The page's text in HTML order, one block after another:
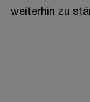
weiterhin zu